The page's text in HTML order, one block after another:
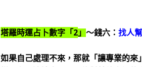
塔羅時運占卜數字「2 」～錢六：找人幫
如果自己處理不來，那就「讓專業的